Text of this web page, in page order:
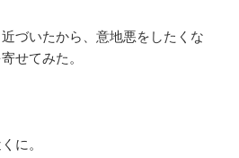
づいたから、意地悪をしたくな
せてみた。
に。